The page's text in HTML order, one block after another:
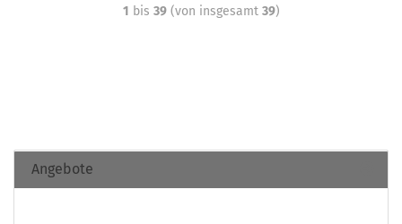
1 bis 39(von insgesamt 39)
Angebote